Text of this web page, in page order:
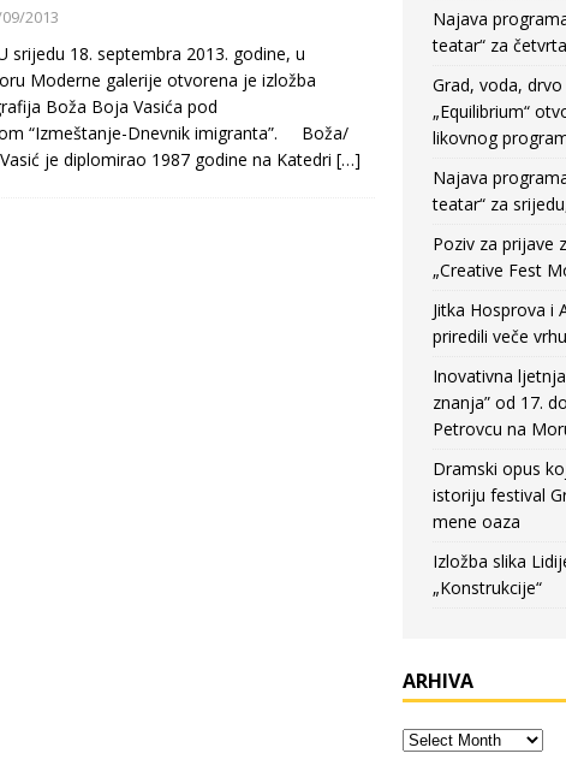
2013
18. septembra 2013. godine, u
Moderne galerije otvorena je izložba
Boža Boja Vasića pod
“Izmeštanje-Dnevnik imigranta”. Boža/
je diplomirao 1987 godine na Katedri […]
Najava
teatar“ za
Grad, voda,
„Equilibrium“
likovnog
Najava
teatar“ za
Poziv za prijave
„Creative Fest
Jitka Hosprova i
priredili veče
Inovativna
znanja” od 17.
Petrovcu na
Dramski opus
istoriju festival
mene oaza
Izložba slika
„Konstrukcije“
ARHIVA